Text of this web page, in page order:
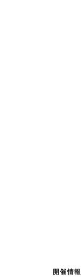
開催情報